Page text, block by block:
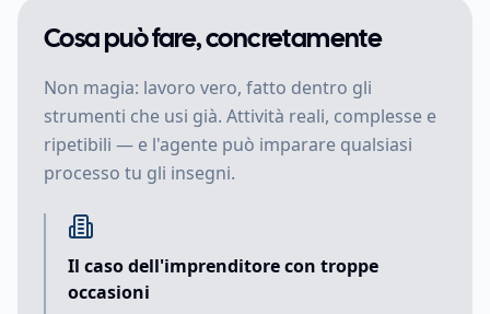
Cosa può fare, concretamente
Non magia: lavoro vero, fatto dentro gli
strumenti che usi già. Attività reali, complesse e
ripetibili — e l'agente può imparare qualsiasi
processo tu gli insegni.
Il caso dell'imprenditore con troppe
occasioni